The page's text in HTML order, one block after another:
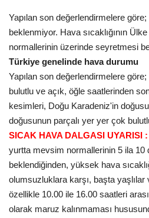
Ekonomi
Siyaset
Galeriler
Yaşam
Künye
Sağlık
İletişim
Yapılan son değerlendirmelere
beklenmiyor. Hava sıcaklığının
normallerinin üzerinde seyretmesi
Türkiye genelinde hava durumu
Yapılan son değerlendirmelere
bulutlu ve açık, öğle saatlerinden
kesimleri, Doğu Karadeniz'in
doğusunun parçalı yer yer çok
SICAK HAVA DALGASI UYARISI :
yurtta mevsim normallerinin 5 ila
beklendiğinden, yüksek hava
olumsuzluklara karşı, başta
özellikle 10.00 ile 16.00 saatleri
olarak maruz kalınmaması